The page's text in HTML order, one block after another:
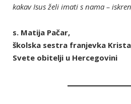
kakav Isus želi imati s nama –
s. Matija Pačar,
školska sestra franjevka
Svete obitelji u Hercegovini